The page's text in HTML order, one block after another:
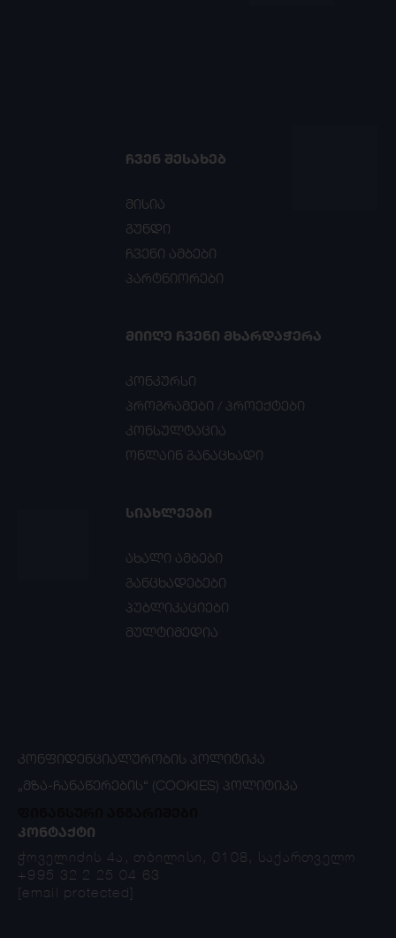
ᲩᲕᲔᲜ ᲨᲔᲡᲐᲮᲔᲑ
მისია
გუნდი
ჩვენი ამბები
პარტნიორები
ᲛᲘᲘᲦᲔ ᲩᲕᲔᲜᲘ ᲛᲮᲐᲠᲓᲐᲭᲔᲠᲐ
კონკურსი
პროგრამები / პროექტები
კონსულტაცია
ონლაინ განაცხადი
ᲡᲘᲐᲮᲚᲔᲔᲑᲘ
ახალი ამბები
განცხადებები
პუბლიკაციები
მულტიმედია
ᲙᲝᲜᲤᲘᲓᲔᲜᲪᲘᲐᲚᲣᲠᲝᲑᲘᲡ ᲞᲝᲚᲘᲢᲘᲙᲐ
„ᲛᲖᲐ-ᲩᲐᲜᲐᲬᲔᲠᲔᲑᲘᲡ“ (COOKIES) ᲞᲝᲚᲘᲢᲘᲙᲐ
ᲙᲝᲜᲢᲐᲥᲢᲘ
ჭოველიძის 4ა, თბილისი, 0108, საქართველო
+995 32 2 25 04 63
[email protected]